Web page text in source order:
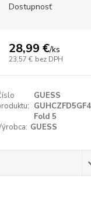
Dostupnosť
28,99 €/ks
23,57 € bez DPH
GUESS
Fold 5
GUESS